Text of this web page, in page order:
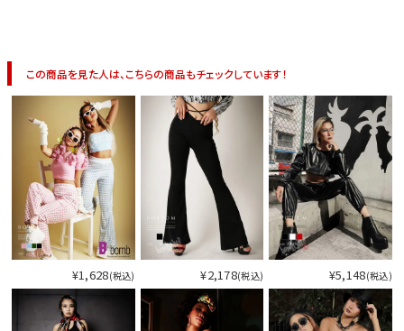
この商品を見た人は、こちらの商品もチェックしています！
¥1,628(税込) ¥2,178(税込) ¥5,148(税込)